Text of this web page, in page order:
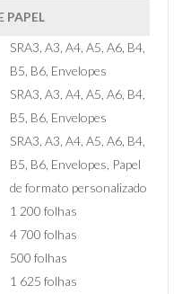
PAPEL
SRA3, A3, A4, A5, A6, B4,
B5, B6, Envelopes
SRA3, A3, A4, A5, A6, B4,
B5, B6, Envelopes
SRA3, A3, A4, A5, A6, B4,
B5, B6, Envelopes, Papel
de formato personalizado
1 200 folhas
4 700 folhas
500 folhas
1 625 folhas